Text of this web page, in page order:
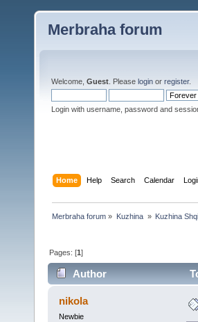
Merbraha forum
Welcome, Guest . Please login or register.
Login with username, password and
Home Help Search Calendar
Merbraha forum » Kuzhina » Kuzhina
Pages: [1]
Author
nikola
Newbie